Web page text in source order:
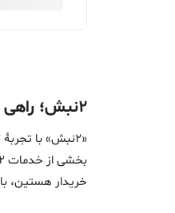
۲نبش؛ راهی سریع و مطمئن برای خانه‌دار شدن
خریدار هستین، با 2نبش در کمترین زمان معامله‌ کنین